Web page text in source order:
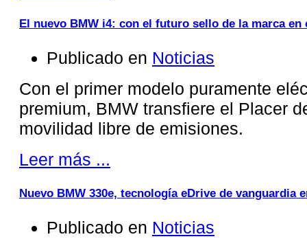
El nuevo BMW i4: con el futuro sello de la marca
Publicado en Noticias
Con el primer modelo puramente
premium, BMW transfiere el Placer
movilidad libre de emisiones.
Leer más ...
Nuevo BMW 330e, tecnología eDrive de vanguardia
Publicado en Noticias